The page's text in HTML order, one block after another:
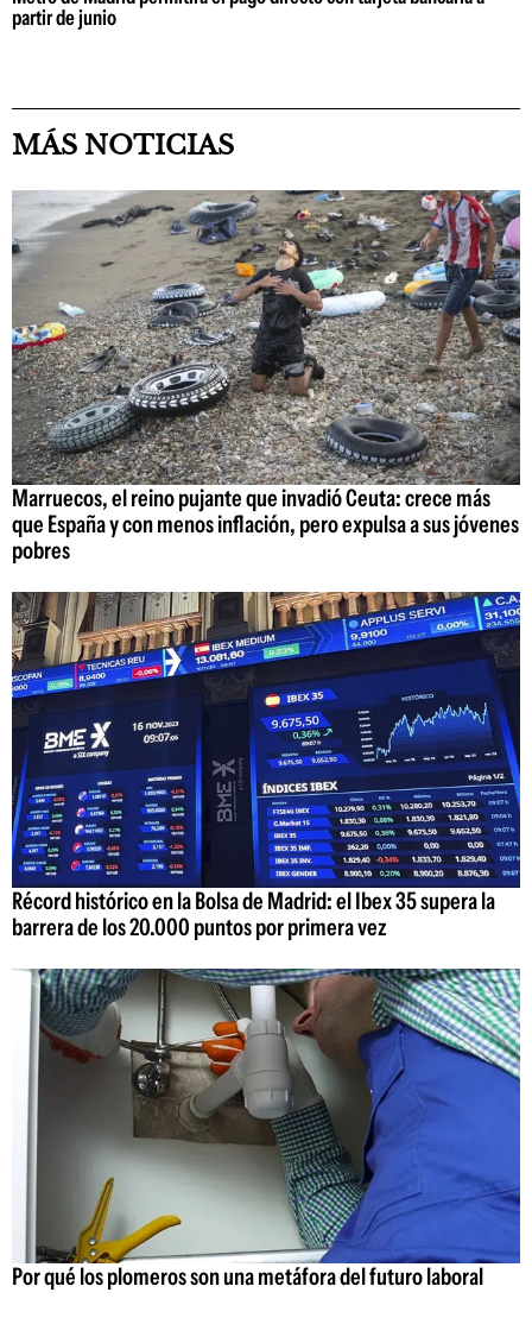
partir de junio
MÁS NOTICIAS
Marruecos, el reino pujante que invadió Ceuta: crece más
que España y con menos inflación, pero expulsa a sus jóvenes
pobres
Récord histórico en la Bolsa de Madrid: el Ibex 35 supera la
barrera de los 20.000 puntos por primera vez
Por qué los plomeros son una metáfora del futuro laboral